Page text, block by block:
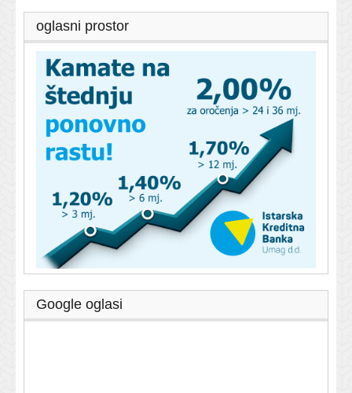
oglasni prostor
Google oglasi